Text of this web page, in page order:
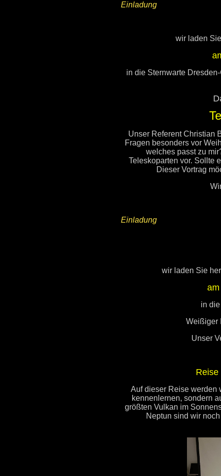
Einladung
wir laden
in die Sternwarte
Unser Referent Christian
Fragen besonders vor
welches passt zu
Teleskoparten vor. Sollte
Dieser Vortrag
Einladung
wir laden Sie
in
Weißiger
Unser
Reise
Auf dieser Reise werden
kennenlernen, sondern
größten Vulkan im
Neptun sind wir